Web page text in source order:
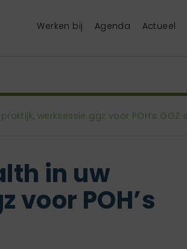
Werken bij Agenda Actueel
werksessie ggz voor POH’s
in uw
POH’s